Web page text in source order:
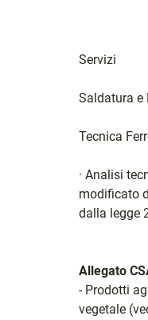
Servizi
Saldatura e
Tecnica
· Analisi
modificato
dalla legge
Allegato
- Prodotti
vegetale